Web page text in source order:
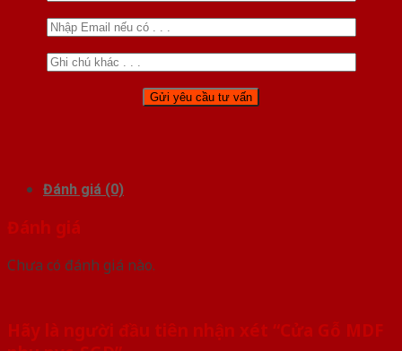
Đánh giá (0)
Đánh giá
Chưa có đánh giá nào.
Hãy là người đầu tiên nhận xét “Cửa Gỗ MDF